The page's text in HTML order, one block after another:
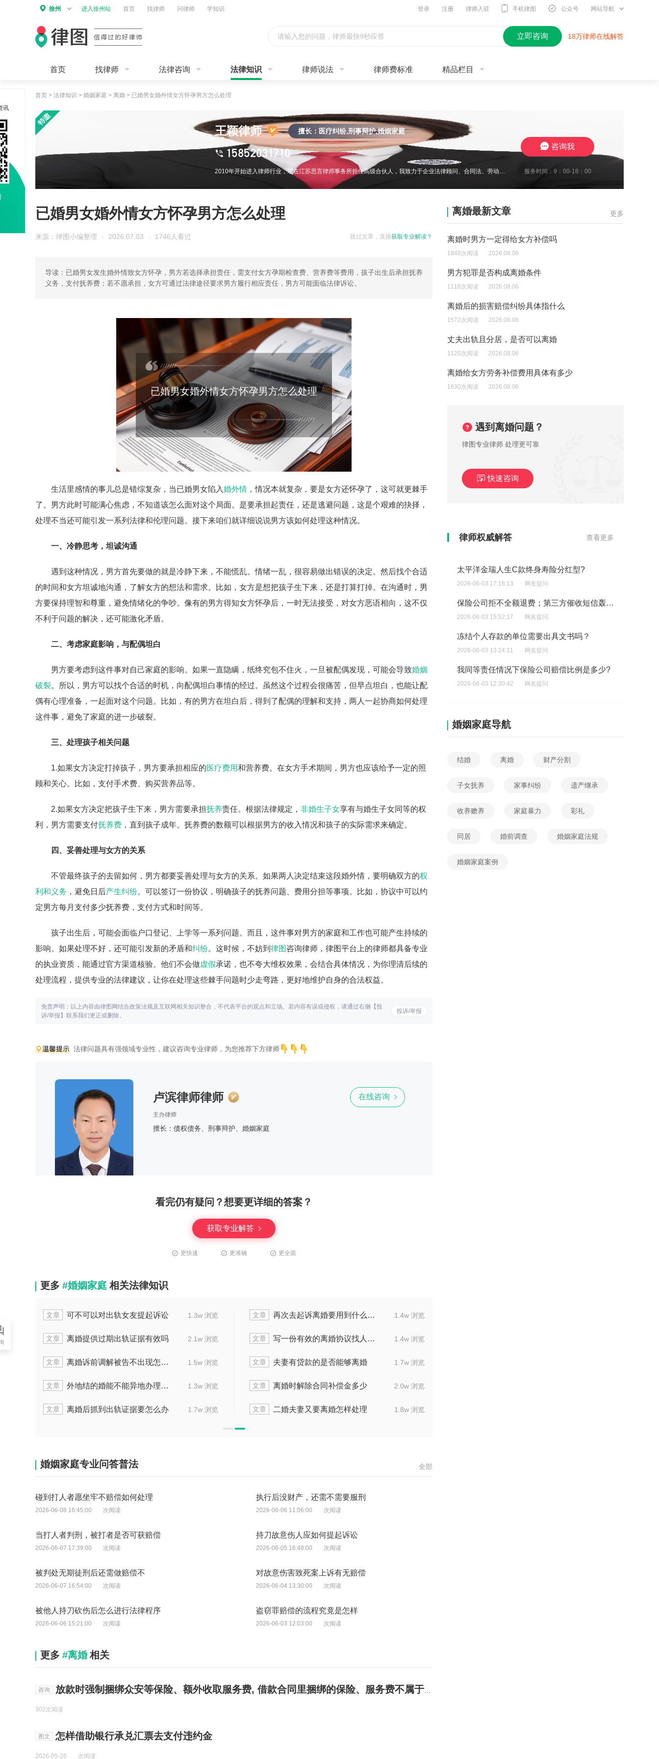
徐州 进入徐州站 首页 找律师 问律师 学知识 登录 注册 律师入驻 手机律图 公众号 网站导航
请输入您的问题，律师最快9秒应答 立即咨询 18万律师在线解答
首页 找律师 法律咨询 法律知识 律师说法 律师费标准 精品栏目
首页 > 法律知识 > 婚姻家庭 > 离婚 > 已婚男女婚外情女方怀孕男方怎么处理
王颖律师 擅长：医疗纠纷,刑事辩护,婚姻家庭
15852031710
2010年开始进入律师行业，现在江苏思言律师事务所担任高级合伙人，我致力于企业法律顾问、合同法、劳动纠纷、工伤待遇赔偿、交通事故与保险合同研究、婚姻家事传承研究。至今累计承办1700余起案件，成功地维护了众多当事人的合法权益，取得了一系列出色的成绩，赢得了广大当事人的充分信赖及肯定。我在2024年10月份被评定为三级律师职称，我将继续要求自己勤勉尽责，注重熏陶品行与职业道德修养，为委托人提供了高效 服务时间：9：00-18：00
咨询我
已婚男女婚外情女方怀孕男方怎么处理
跳过文章，直接获取专业解读？
来源：律图小编整理 · 2026.07.03 · 1746人看过
导读：已婚男女发生婚外情致女方怀孕，男方若选择承担责任，需支付女方孕期检查费、营养费等费用，孩子出生后承担抚养
义务，支付抚养费；若不愿承担，女方可通过法律途径要求男方履行相应责任，男方可能面临法律诉讼。
已婚男女婚外情女方怀孕男方怎么处理
生活里感情的事儿总是错综复杂，当已婚男女陷入婚外情 ，情况本就复杂，要是女方还怀孕了，这可就更棘手
了。男方此时可能满心焦虑，不知道该怎么面对这个局面。是要承担起责任，还是逃避问题，这是个艰难的抉择，
处理不当还可能引发一系列法律和伦理问题。接下来咱们就详细说说男方该如何处理这种情况。
一、冷静思考，坦诚沟通
遇到这种情况，男方首先要做的就是冷静下来，不能慌乱。情绪一乱，很容易做出错误的决定。然后找个合适
的时间和女方坦诚地沟通，了解女方的想法和需求。比如，女方是想把孩子生下来，还是打算打掉。在沟通时，男
方要保持理智和尊重，避免情绪化的争吵。像有的男方得知女方怀孕后，一时无法接受，对女方恶语相向，这不仅
不利于问题的解决，还可能激化矛盾。
二、考虑家庭影响，与配偶坦白
男方要考虑到这件事对自己家庭的影响。如果一直隐瞒，纸终究包不住火，一旦被配偶发现，可能会导致婚姻
破裂。所以，男方可以找个合适的时机，向配偶坦白事情的经过。虽然这个过程会很痛苦，但早点坦白，也能让配
偶有心理准备，一起面对这个问题。比如，有的男方在坦白后，得到了配偶的理解和支持，两人一起协商如何处理
这件事，避免了家庭的进一步破裂。
三、处理孩子相关问题
1.如果女方决定打掉孩子，男方要承担相应的医疗费用和营养费。在女方手术期间，男方也应该给予一定的照
顾和关心。比如，支付手术费、购买营养品等。
2.如果女方决定把孩子生下来，男方需要承担抚养责任。根据法律规定， 非婚生子女享有与婚生子女同等的权
利，男方需要支付抚养费 ，直到孩子成年。抚养费的数额可以根据男方的收入情况和孩子的实际需求来确定。
四、妥善处理与女方的关系
不管最终孩子的去留如何，男方都要妥善处理与女方的关系。如果两人决定结束这段婚外情，要明确双方的权
利和义务 ，避免日后产生纠纷。可以签订一份协议，明确孩子的抚养问题、费用分担等事项。比如，协议中可以约
定男方每月支付多少抚养费，支付方式和时间等。
孩子出生后，可能会面临户口登记、上学等一系列问题。而且，这件事对男方的家庭和工作也可能产生持续的
影响。如果处理不好，还可能引发新的矛盾和纠纷。这时候，不妨到 律图 咨询律师，律图平台上的律师都具备专业
的执业资质，能通过官方渠道核验。他们不会做虚假承诺，也不夸大维权效果，会结合具体情况，为你理清后续的
处理流程，提供专业的法律建议，让你在处理这些棘手问题时少走弯路，更好地维护自身的合法权益。
投诉/举报
免责声明：以上内容由律图网结合政策法规及互联网相关知识整合，不代表平台的观点和立场。若内容有误或侵权，请通过右侧【投
诉/举报】联系我们更正或删除。
法律问题具有强领域专业性，建议咨询专业律师，为您推荐下方律师
卢滨律师律师
主办律师
擅长：债权债务、刑事辩护、婚姻家庭
在线咨询
看完仍有疑问？想要更详细的答案？
获取专业解答
更快速 更准确 更全面
更多 #婚姻家庭 相关法律知识
2.2w 浏览
要离婚怎样处理 2.0w 浏览
文章 法院调解完毕后可不可以直接领离婚证
2.0w 浏览
，一年后再起诉能判离吗 1.8w 浏览
文章 离婚女方未给生活费怎样处理
2.0w 浏览
约协议有效吗 1.7w 浏览
文章 两人都想离婚，用什么办法能最快
2.2w 浏览
偿金额怎么规定 1.5w 浏览
文章 离婚官司到了法院后面程序怎么走
1.9w 浏览
可去法院告那个男方吗 2.0w 浏览
文章 女方出轨后能不能去法院打官司
文章 可不可以对出轨女友提起诉讼
文章 离婚提供过期出轨证据有效吗
文章 离婚诉前调解被告不出现怎样处理
文章 外地结的婚能不能异地办理离婚
文章 离婚后抓到出轨证据要怎么办
婚姻家庭专业问答普法 全部
碰到打人者愿坐牢不赔偿如何处理
2026-06-08 16:45:00 次阅读
当打人者判刑，被打者是否可获赔偿
2026-06-07 17:39:00 次阅读
被判处无期徒刑后还需做赔偿不
2026-06-07 16:54:00 次阅读
被他人持刀砍伤后怎么进行法律程序
2026-06-06 15:21:00 次阅读
执行后没财产，还需不需要服刑
2026-06-06 11:06:00 次阅读
持刀故意伤人应如何提起诉讼
2026-06-05 16:48:00 次阅读
对故意伤害致死案上诉有无赔偿
2026-06-04 13:30:00 次阅读
盗窃罪赔偿的流程究竟是怎样
2026-06-03 12:03:00 次阅读
更多 #离婚 相关
咨询 放款时强制捆绑众安等保险、额外收取服务费, 借款合同里捆绑的保险、服务费不属于本金, 如后续平台起诉?
302次阅读
图文 怎样借助银行承兑汇票去支付违约金
2026-05-26 次阅读
更多
离婚最新文章
离婚时男方一定得给女方补偿吗
1848次阅读 2026.08.06
男方犯罪是否构成离婚条件
1118次阅读 2026.08.06
离婚后的损害赔偿纠纷具体指什么
1572次阅读 2026.08.06
丈夫出轨且分居，是否可以离婚
1120次阅读 2026.08.06
离婚给女方劳务补偿费用具体有多少
1630次阅读 2026.08.06
遇到离婚问题？
律图专业律师 处理更可靠
快速咨询
律师权威解答 查看更多
被银行冻结的银行卡多久会被解冻，想了解冻结的银行卡如何申请解冻？
太平洋金瑞人生C款终身寿险分红型?
2026-06-03 17:16:13 网友提问
保险公司拒不全额退费；第三方催收短信轰炸、骚扰亲友、恐吓上门,对方引导仲裁?
2026-06-03 15:52:17 网友提问
冻结个人存款的单位需要出具文书吗？
2026-06-03 13:24:11 网友提问
我同等责任情况下保险公司赔偿比例是多少?
2026-06-03 12:30:42 网友提问
就是我没有投保但是保通的投保给我扣费了，想了解保通投保是谁操作的？
2026-06-02 16:06:32 网友提问
半月板二度损伤保险公司陪多少钱?
婚姻家庭导航
结婚 离婚 财产分割
子女抚养 家事纠纷 遗产继承
收养赡养 家庭暴力 彩礼
同居 婚前调查 婚姻家庭法规
婚姻家庭案例
讯